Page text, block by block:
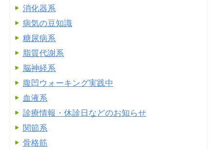
消化器系
病気の豆知識
糖尿病系
脂質代謝系
脳神経系
腹凹ウォーキング実践中
血液系
診療情報・休診日などのお知らせ
関節系
骨格筋